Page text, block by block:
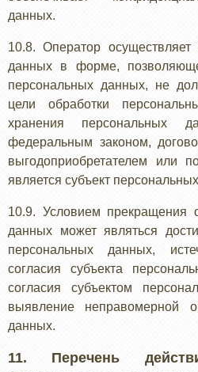
данных.
10.8. Оператор
данных в форме,
персональных данных, не
цели обработки
хранения персональных
федеральным законом,
выгодоприобретателем или
является субъект
10.9. Условием прекращения
данных может являться
персональных данных,
согласия субъекта
согласия субъектом
выявление неправомерной
данных.
11. Перечень